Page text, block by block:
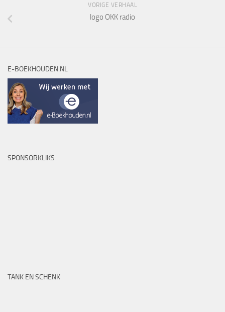
VORIGE VERHAAL
logo OKK radio
E-BOEKHOUDEN.NL
SPONSORKLIKS
TANK EN SCHENK